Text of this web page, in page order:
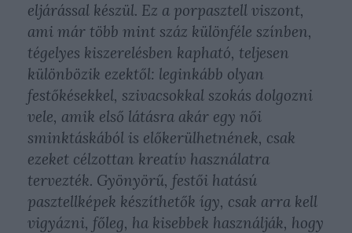
eljárással készül. Ez a porpasztell viszont,
ami már több mint száz különféle színben,
tégelyes kiszerelésben kapható, teljesen
különbözik ezektől: leginkább olyan
festőkésekkel, szivacsokkal szokás dolgozni
vele, amik első látásra akár egy női
sminktáskából is előkerülhetnének, csak
ezeket célzottan kreatív használatra
tervezték. Gyönyörű, festői hatású
pasztellképek készíthetők így, csak arra kell
vigyázni, főleg, ha kisebbek használják, hogy